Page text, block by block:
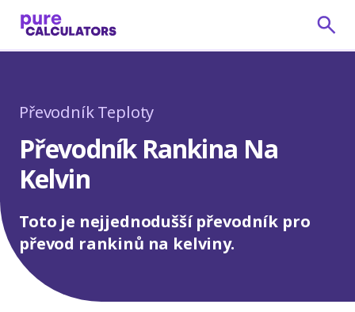
Převodník Teploty
Převodník Rankina Na
Kelvin
Toto je nejjednodušší převodník pro
převod rankinů na kelviny.